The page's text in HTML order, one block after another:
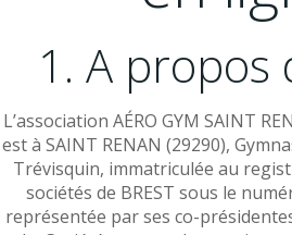
1. A propos
L’association AÉRO GYM SAINT
est à SAINT RENAN (29290),
Trévisquin, immatriculée au
sociétés de BREST sous le
représentée par ses co-